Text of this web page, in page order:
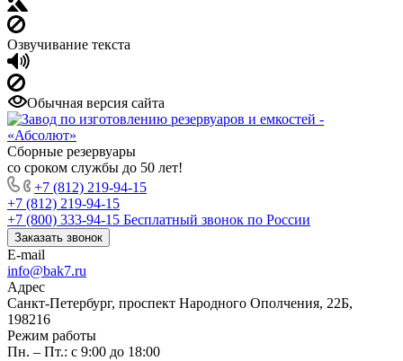
Озвучивание текста
Обычная версия сайта
Сборные резервуары
со сроком службы до 50 лет!
+7 (812) 219-94-15
+7 (812) 219-94-15
+7 (800) 333-94-15 Бесплатный звонок по России
Заказать звонок
E-mail
info@bak7.ru
Адрес
Санкт-Петербург, проспект Народного Ополчения, 22Б,
198216
Режим работы
Пн. – Пт.: с 9:00 до 18:00